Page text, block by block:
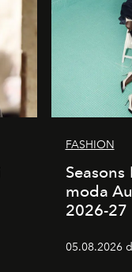
FASHION
moda
2026-27
05.08.2026